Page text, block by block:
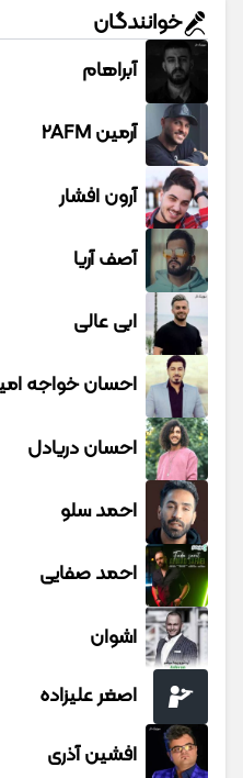
خوانندگان
آبراهام
آرمین 2AFM
آرون افشار
آصف آریا
ابی عالی
احسان خواجه
احسان دریادل
احمد سلو
احمد صفایی
اشوان
اصغر علیزاده
افشین آذری